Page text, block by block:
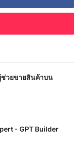
ช่วยขายสินค้าบน
- GPT Builder